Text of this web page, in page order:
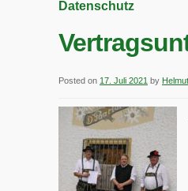
Datenschutz
Posted on 17. Juli 2021 by